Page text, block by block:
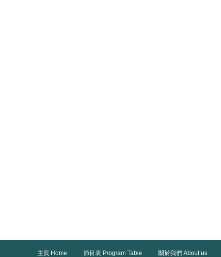
主頁 Home 節目表 Program Table
關於我們 About us